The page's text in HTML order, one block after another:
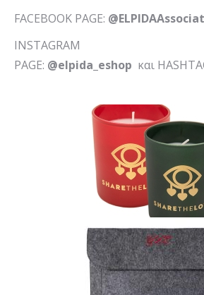
FACEBOOK PAGE:
INSTAGRAM
PAGE: @elpida_eshop και